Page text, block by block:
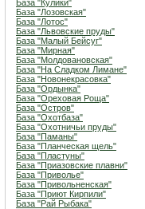
База "Кулики"
База "Лозовская"
База "Лотос"
База "Львовские пруды"
База "Малый Бейсуг"
База "Мирная"
База "Молдовановская"
База "На Сладком Лимане"
База "Новонекрасовка"
База "Ордынка"
База "Ореховая Роща"
База "Остров"
База "Охотбаза"
База "Охотничьи пруды"
База "Паманы"
База "Планческая щель"
База "Пластуны"
База "Приазовские плавни"
База "Приволье"
База "Привольненская"
База "Приют Кирпили"
База "Рай Рыбака"